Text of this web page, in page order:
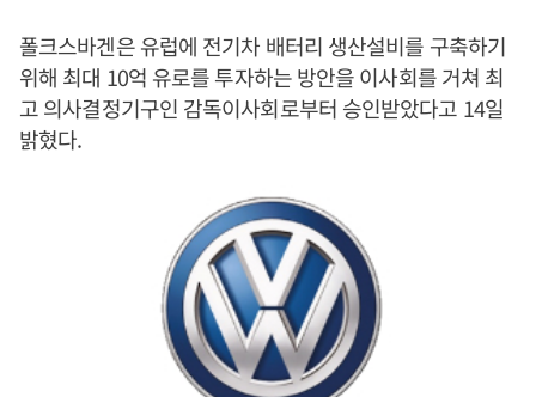
폴크스바겐은 유럽에 전기차 배터리 생산설비를 구축하기
위해 최대 10억 유로를 투자하는 방안을 이사회를 거쳐 최
고 의사결정기구인 감독이사회로부터 승인받았다고 14일
밝혔다.